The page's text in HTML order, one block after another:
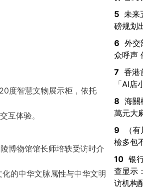
度智慧文物展示柜，依托
互体验。
博物馆馆长师培轶受访时介
的中华文脉属性与中华文明
5 未来
磅规划
6 外交
众呼声
7 香港
「AI
8 海關
萬元大
9
（
檢多包
10 银
查显示
访机构